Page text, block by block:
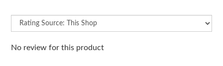
No review for this product